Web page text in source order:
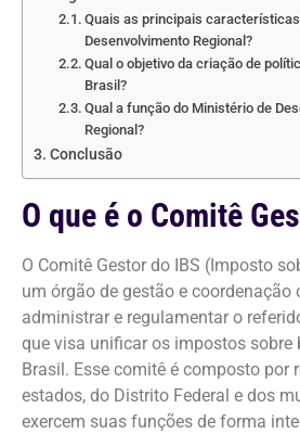
Quais as principais
Desenvolvimento Regional?
Qual o objetivo da criação de
Brasil?
Qual a função do Ministério de
Regional?
Conclusão
O que é o Comitê
O Comitê Gestor do IBS (Imposto
um órgão de gestão e coordenação
administrar e regulamentar o
que visa unificar os impostos sobre
Brasil. Esse comitê é composto por
estados, do Distrito Federal e dos
exercem suas funções de forma